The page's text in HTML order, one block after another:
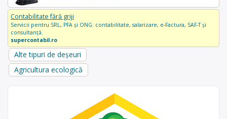
Contabilitate fără griji
Servicii pentru SRL, PFA și ONG: contabilitate, salarizare, e-Factura, SAF-T și
consultanță.
supercontabil.ro
Alte tipuri de deșeuri
Agricultura ecologică